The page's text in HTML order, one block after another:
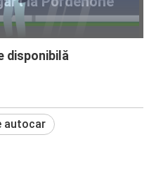
disponibilă
autocar